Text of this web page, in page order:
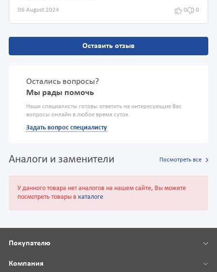
06 August 2024 0 0
Оставить отзыв
Остались вопросы?
Мы рады помочь
Наши специалисты готовы ответить на интересующие Вас
вопросы онлайн в любое время суток.
Задать вопрос специалисту
Аналоги и заменители Посмотреть все
У данного товара нет аналогов на нашем сайте, Вы можете
посмотреть товары в каталоге
Покупателю
Компания